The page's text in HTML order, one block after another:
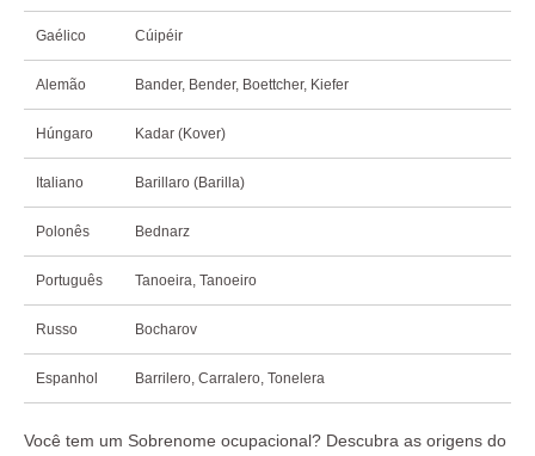
Gaélico Cúipéir
Alemão Bander, Bender, Boettcher, Kiefer
Húngaro Kadar (Kover)
Italiano Barillaro (Barilla)
Polonês Bednarz
Português Tanoeira, Tanoeiro
Russo Bocharov
Espanhol Barrilero, Carralero, Tonelera
Você tem um Sobrenome ocupacional? Descubra as origens do